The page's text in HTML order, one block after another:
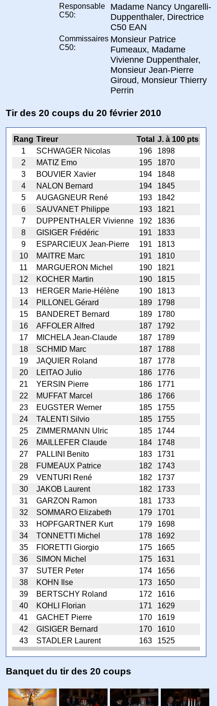
Responsable
C50:
Madame Nancy Ungarelli-
Duppenthaler, Directrice
C50 EAN
Commissaires
C50:
Monsieur Patrice
Fumeaux, Madame
Vivienne Duppenthaler,
Monsieur Jean-Pierre
Giroud, Monsieur Thierry
Perrin
Tir des 20 coups du 20 février 2010
Rang Tireur Total J. à 100 pts
1
SCHWAGER Nicolas 196
1898
2
MATIZ Emo 195
1870
3
BOUVIER Xavier 194
1848
4
NALON Bernard 194
1845
5
AUGAGNEUR René 193
1842
6
SAUVANET Philippe 193
1821
7
DUPPENTHALER Vivienne 192
1836
8
GISIGER Frédéric 191
1833
9
ESPARCIEUX Jean-Pierre 191
1813
10
MAITRE Marc 191
1810
11
MARGUERON Michel 190
1821
12
KOCHER Martin 190
1815
13
HERGER Marie-Hélène 190
1813
14
PILLONEL Gérard 189
1798
15
BANDERET Bernard 189
1780
16
AFFOLER Alfred 187
1792
17
MICHELA Jean-Claude 187
1789
18
SCHMID Marc 187
1788
19
JAQUIER Roland 187
1778
20
LEITAO Julio 186
1776
21
YERSIN Pierre 186
1771
22
MUFFAT Marcel 186
1766
23
EUGSTER Werner 185
1755
24
TALENTI Silvio 185
1755
25
ZIMMERMANN Ulric 185
1744
26
MAILLEFER Claude 184
1748
27
PALLINI Benito 183
1731
28
FUMEAUX Patrice 182
1743
29
VENTURI René 182
1737
30
JAKOB Laurent 182
1733
31
GARZON Ramon 181
1733
32
SOMMARO Elizabeth 179
1701
33
HOPFGARTNER Kurt 179
1698
34
TONNETTI Michel 178
1692
35
FIORETTI Giorgio 175
1665
36
SIMON Michel 175
1631
37
SUTER Peter 174
1656
38
KOHN Ilse 173
1650
39
BERTSCHY Roland 172
1616
40
KOHLI Florian 171
1629
41
GACHET Pierre 170
1619
42
GISIGER Bernard 170
1610
43
STADLER Laurent 163 1525
Banquet du tir des 20 coups